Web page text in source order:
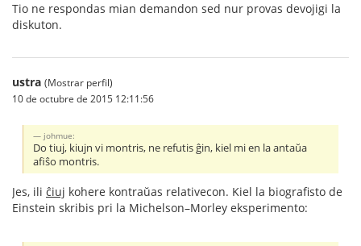
Tio ne respondas mian demandon sed nur provas devojigi la
diskuton.
ustra (Mostrar perfil)
10 de octubre de 2015 12:11:56
johmue:
Do tiuj, kiujn vi montris, ne refutis ĝin, kiel mi en la antaŭa
afiŝo montris.
Jes, ili ĉiuj kohere kontraŭas relativecon. Kiel la biografisto de
Einstein skribis pri la Michelson–Morley eksperimento: